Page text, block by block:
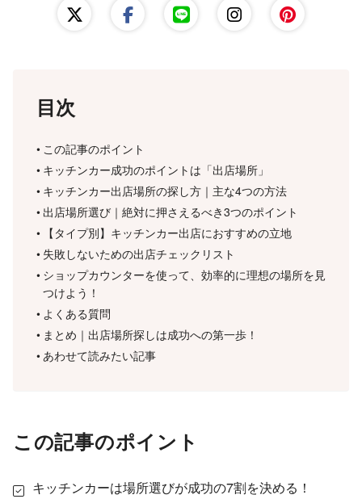
目次
この記事のポイント
キッチンカー成功のポイントは「出店場所」
キッチンカー出店場所の探し方｜主な4つの方法
出店場所選び｜絶対に押さえるべき3つのポイント
【タイプ別】キッチンカー出店におすすめの立地
失敗しないための出店チェックリスト
ショップカウンターを使って、効率的に理想の場所を見
つけよう！
よくある質問
まとめ｜出店場所探しは成功への第一歩！
あわせて読みたい記事
この記事のポイント
キッチンカーは場所選びが成功の7割を決める！